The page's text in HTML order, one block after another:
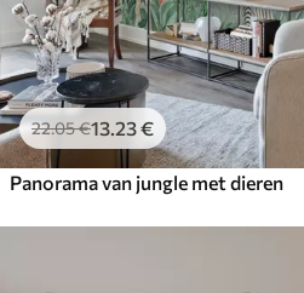
22.05€13 .23€
Panorama van jungle met dieren